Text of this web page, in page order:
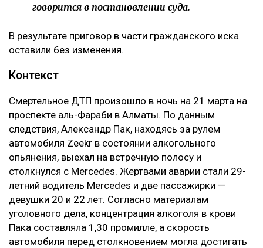
говорится в постановлении суда.
В результате приговор в части гражданского иска
оставили без изменения.
Контекст
Смертельное ДТП произошло в ночь на 21 марта на
проспекте аль-Фараби в Алматы. По данным
следствия, Александр Пак, находясь за рулем
автомобиля Zeekr в состоянии алкогольного
опьянения, выехал на встречную полосу и
столкнулся с Mercedes. Жертвами аварии стали 29-
летний водитель Mercedes и две пассажирки —
девушки 20 и 22 лет. Согласно материалам
уголовного дела, концентрация алкоголя в крови
Пака составляла 1,30 промилле, а скорость
автомобиля перед столкновением могла достигать